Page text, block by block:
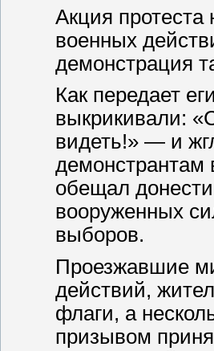
Акция
военных
демонстрация
Как передает
выкрикивали:
видеть!» — и
демонстрантам
обещал
вооруженных
выборов.
Проезжавшие
действий,
флаги, а
призывом